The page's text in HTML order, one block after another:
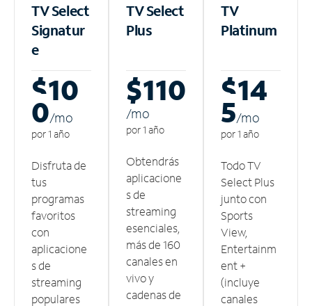
TV Select
Signatur
e
$10
0/mo
por 1 año
Disfruta de
tus
programas
favoritos
con
aplicacione
s de
streaming
populares
TV Select
Plus
$110
/mo
por 1 año
Obtendrás
aplicacione
s de
streaming
esenciales,
más de 160
canales en
vivo y
cadenas de
TV
Platinum
$14
5/mo
por 1 año
Todo TV
Select Plus
junto con
Sports
View,
Entertainm
ent +
(incluye
canales